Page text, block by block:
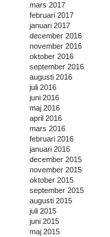
mars 2017
februari 2017
januari 2017
december 2016
november 2016
oktober 2016
september 2016
augusti 2016
juli 2016
juni 2016
maj 2016
april 2016
mars 2016
februari 2016
januari 2016
december 2015
november 2015
oktober 2015
september 2015
augusti 2015
juli 2015
juni 2015
maj 2015